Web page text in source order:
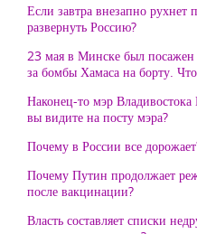
Если завтра внезапно рухнет
развернуть Россию?
23 мая в Минске был посажен
за бомбы Хамаса на борту.
Наконец-то мэр
вы видите на посту мэра?
Почему в России все
Почему Путин продолжает
после вакцинации?
Власть составляет списки